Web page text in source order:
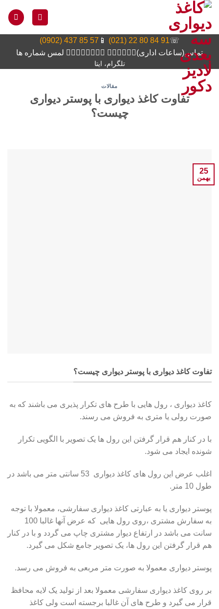
Skip
content
☏
91 84 80 22 (021)
📱
57 85 437 (0902)
تماس(ساعات اداری)👆🏻👆🏻👆🏻 👆🏻👆🏻👆🏻👆🏻 لمس شماره ها
تلگرام، ایتا
مقالات
تفاوت کاغذ دیواری با پوستر دیواری
چیست؟
25
بهمن
تفاوت کاغذ دیواری با پوستر دیواری چیست؟
کاغذ دیواری ، رول هایی با طرح های تکرار پذیری می باشند که به
صورت رولی یا متری به فروش می رسند.
با در کنار هم قرار گرفتن این رول ها یک تصویر با الگویی تکرار
شونده ایجاد می شود.
اغلب عرض این رول های کاغذ دیواری 53 سانتی متر می باشد در
طول 10 متر.
پوستر دیواری یا به عبارتی کاغذ دیواری سفارشی، معمولا با توجه
به سفارش مشتری ،روی رول هایی که عرض آنها غالبا 100
سانت می باشد در ارتفاع دیوار مشتری چاپ می گردد و با در کنار
هم قرار گرفتن این رول ها، یک تصویر جامع شکل می گیرد.
پوستر دیواری معمولا به صورت متر مربعی به فروش می رسد.
بر روی کاغذ دیواری سفارشی معمولا بعد از تولید یک لایه محافظ
قرار می گیرد و طرح های آن غالبا برجسته است ولی کاغذ